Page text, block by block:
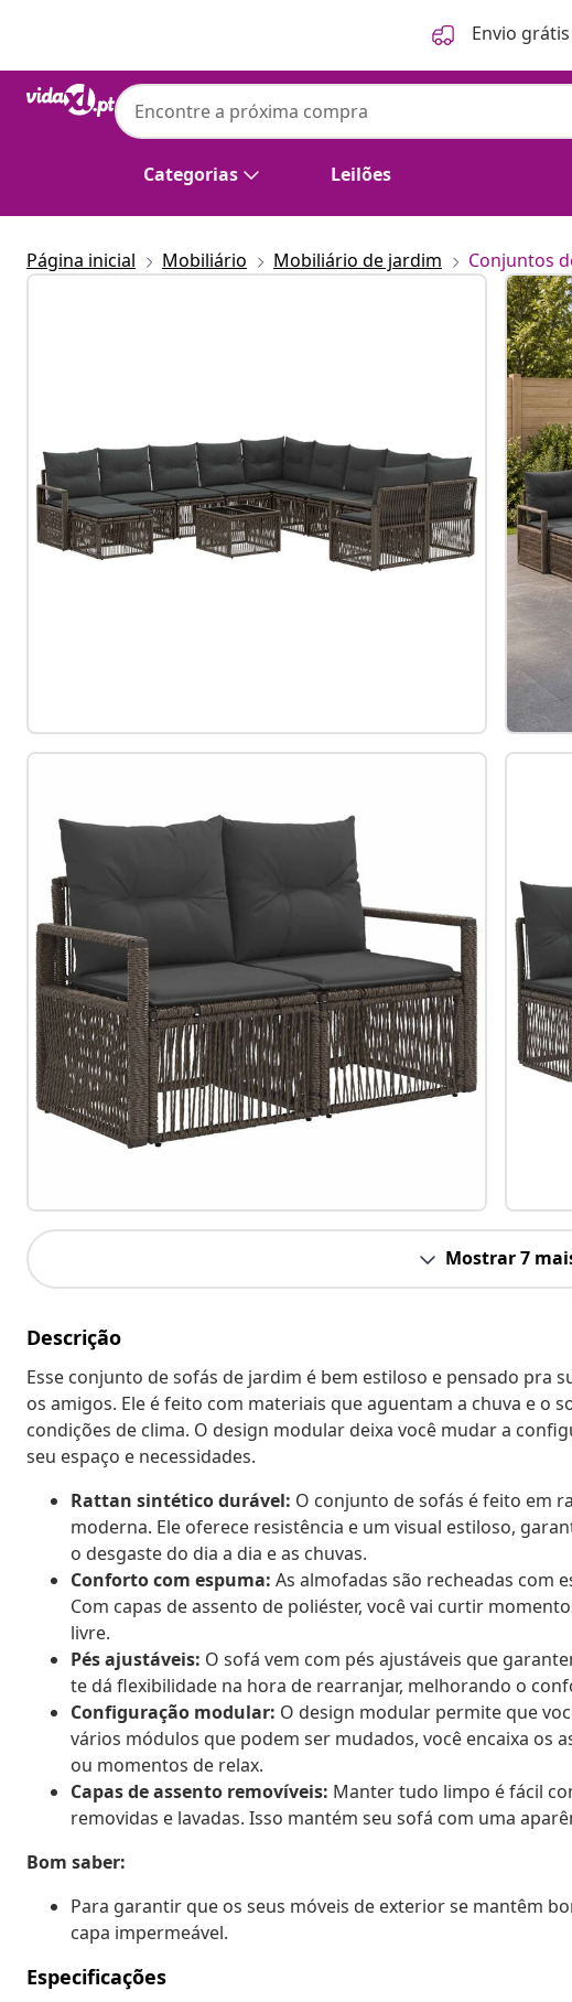
Envio
Categorias Leilões
Página inicial Mobiliário Mobiliário de jardim Conjuntos
Mostrar 7
Descrição
Esse conjunto de sofás de jardim é bem estiloso e pensado pra
os amigos. Ele é feito com materiais que aguentam a chuva e o
condições de clima. O design modular deixa você mudar a
seu espaço e necessidades.
Rattan sintético durável: O conjunto de sofás é feito em
moderna. Ele oferece resistência e um visual estiloso,
o desgaste do dia a dia e as chuvas.
Conforto com espuma: As almofadas são recheadas com
Com capas de assento de poliéster, você vai curtir
livre.
Pés ajustáveis: O sofá vem com pés ajustáveis que
te dá flexibilidade na hora de rearranjar, melhorando o
Configuração modular: O design modular permite que
vários módulos que podem ser mudados, você encaixa os
ou momentos de relax.
Capas de assento removíveis: Manter tudo limpo é fácil
removidas e lavadas. Isso mantém seu sofá com uma
Bom saber:
Para garantir que os seus móveis de exterior se mantêm
capa impermeável.
Especificações